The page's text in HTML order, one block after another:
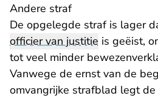
Andere straf
De opgelegde straf is lager
officier van justitie is geëist,
tot veel minder
Vanwege de ernst van de
omvangrijke strafblad legt